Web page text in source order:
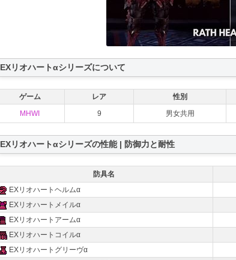
EXリオハートαシリーズについて
ゲーム レア 性別
MHWI
9 男女共用
EXリオハートαシリーズの性能 | 防御力と耐性
防具名
EXリオハートヘルムα
EXリオハートメイルα
EXリオハートアームα
EXリオハートコイルα
EXリオハートグリーヴα